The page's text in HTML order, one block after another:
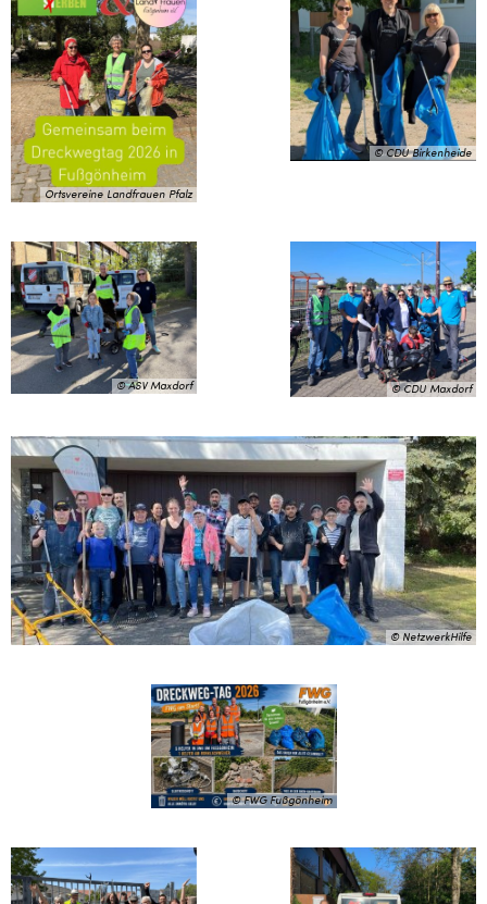
© CDU Birkenheide
Ortsvereine Landfrauen Pfalz
© ASV Maxdorf © CDU Maxdorf
© NetzwerkHilfe
© FWG Fußgönheim